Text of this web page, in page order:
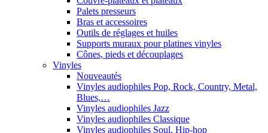
Palets presseurs
Bras et accessoires
Outils de réglages et huiles
Supports muraux pour platines vinyles
Cônes, pieds et découplages
Vinyles
Nouveautés
Vinyles audiophiles Pop, Rock, Country, Metal,
Blues,…
Vinyles audiophiles Jazz
Vinyles audiophiles Classique
Vinyles audiophiles Soul, Hip-hop